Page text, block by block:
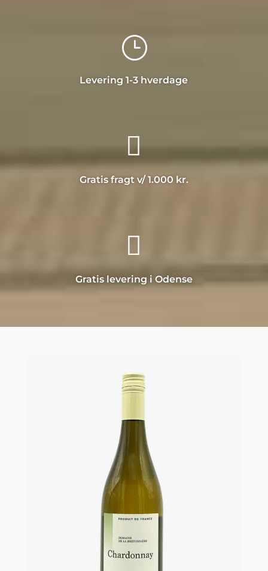
}
Levering 1-3 hverdage

Gratis fragt v/ 1.000 kr.

Gratis levering i Odense